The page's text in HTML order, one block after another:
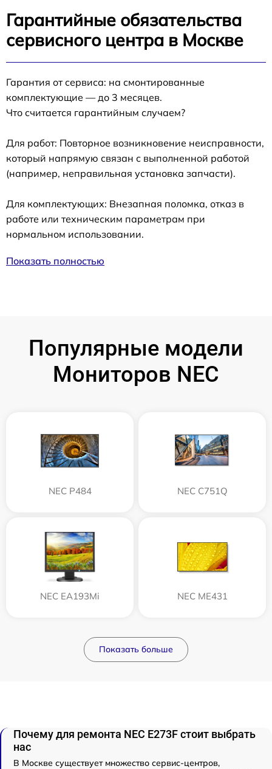
Гарантийные обязательства
сервисного центра в Москве
Гарантия от сервиса: на смонтированные
комплектующие — до 3 месяцев.
Что считается гарантийным случаем?
Для работ: Повторное возникновение неисправности,
который напрямую связан с выполненной работой
(например, неправильная установка запчасти).
Для комплектующих: Внезапная поломка, отказ в
работе или техническим параметрам при
нормальном использовании.
Показать полностью
Популярные модели
Мониторов NEC
NEC P484 NEC C751Q
NEC EA193Mi NEC ME431
Показать больше
Почему для ремонта NEC E273F стоит выбрать
нас
В Москве существует множество сервис-центров,